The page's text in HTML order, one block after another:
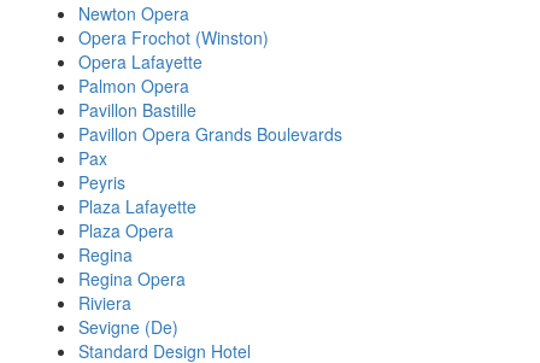
Newton Opera
Opera Frochot (Winston)
Opera Lafayette
Palmon Opera
Pavillon Bastille
Pavillon Opera Grands Boulevards
Pax
Peyris
Plaza Lafayette
Plaza Opera
Regina
Regina Opera
Riviera
Sevigne (De)
Standard Design Hotel